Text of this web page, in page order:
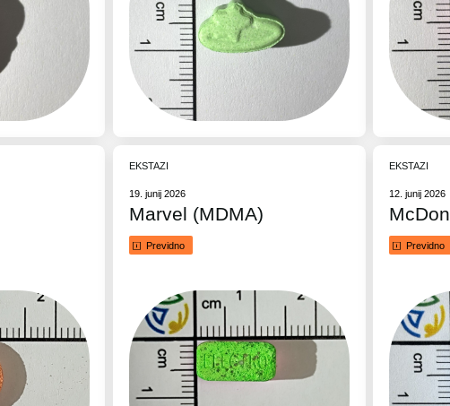
EKSTAZI
19. junij 2026
Marvel (MDMA)
Previdno
EKSTAZI
12. junij 2026
Previdno